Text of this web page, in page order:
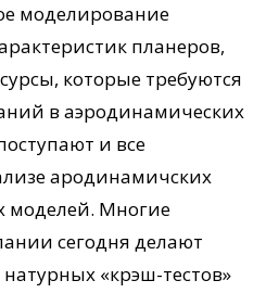
моделирование
планеров,
которые требуются
в аэродинамических
и все
ародинамичских
моделей. Многие
сегодня делают
«крэш-тестов»